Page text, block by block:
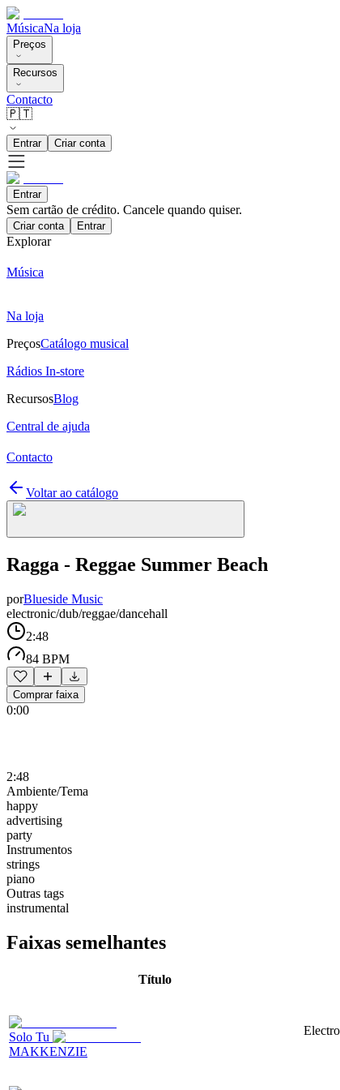
MúsicaNa loja
Preços
Recursos
Contacto
🇵🇹
Entrar Criar conta
Entrar
Sem cartão de crédito. Cancele quando quiser.
Criar conta Entrar
Explorar
Música
Na loja
PreçosCatálogo musical
Rádios In-store
RecursosBlog
Central de ajuda
Contacto
Voltar ao catálogo
Ragga - Reggae Summer Beach
porBlueside Music
electronic/dub/reggae/dancehall
2:48
84 BPM
Comprar faixa
0:00
2:48
Ambiente/Tema
happy
advertising
party
Instrumentos
strings
piano
Outras tags
instrumental
Faixas semelhantes
Título
Solo Tu
MAKKENZIE